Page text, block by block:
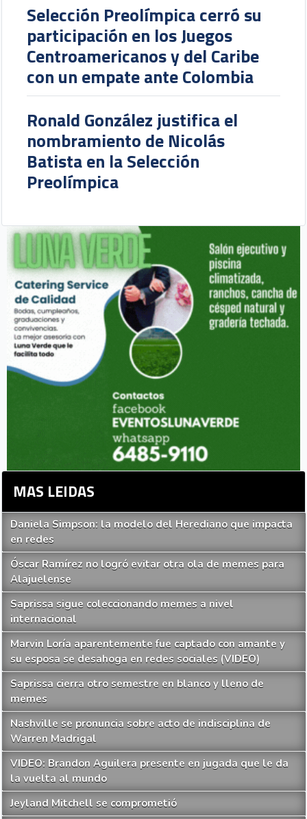
Selección Preolímpica cerró su
participación en los Juegos
Centroamericanos y del Caribe
con un empate ante Colombia
Ronald González justifica el
nombramiento de Nicolás
Batista en la Selección
Preolímpica
MAS LEIDAS
Daniela Simpson: la modelo del Herediano que impacta
en redes
Óscar Ramírez no logró evitar otra ola de memes para
Alajuelense
Saprissa sigue coleccionando memes a nivel
internacional
Marvin Loría aparentemente fue captado con amante y
su esposa se desahoga en redes sociales (VIDEO)
Saprissa cierra otro semestre en blanco y lleno de
memes
Nashville se pronuncia sobre acto de indisciplina de
Warren Madrigal
VIDEO: Brandon Aguilera presente en jugada que le da
la vuelta al mundo
Jeyland Mitchell se comprometió